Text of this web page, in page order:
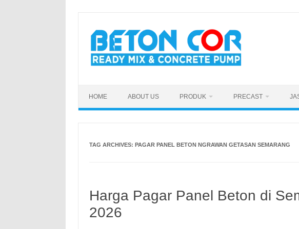
content
HOME ABOUT US PRODUK PRECAST
TAG ARCHIVES: PAGAR PANEL BETON NGRAWAN GETASAN SEMARANG
Harga Pagar Panel Beton di
2026